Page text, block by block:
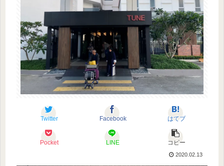
Twitter Facebook はてブ
Pocket LINE コピー
2020.02.13